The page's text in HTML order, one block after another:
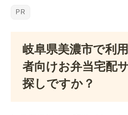
岐阜県美濃市で利
者向けお弁当宅配
探しですか？